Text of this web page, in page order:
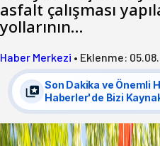
asfalt çalışması
yollarının…
Haber Merkezi • Eklenme:
Son Dakika ve Önemli
Haberler'de Bizi